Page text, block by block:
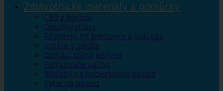
Zdravotnické materiály a pomůcky
CBD z konopí
Doplňky stravy
Přípravky na bradavice a kuří oka
Umělá sladidla
Domácí solné jeskyně
Pohlcovače pachu
Nádoby na nebezpečný odpad
Pytle na odpad